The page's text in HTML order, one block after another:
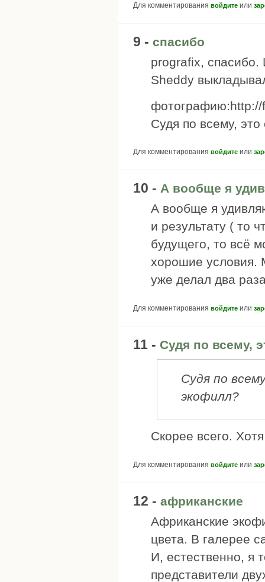
Для комментирования войдите или
9 - спасибо
prografix, спасибо.
Sheddy
фотографию:http://
Судя по всему,
Для комментирования войдите или
10 - А вообще я
А вообще я
и результату ( то
будущего, то всё
хорошие условия.
уже делал два
Для комментирования войдите или
11 - Судя по всему,
Судя по
экофилл?
Скорее всего.
Для комментирования войдите или
12 - африканские
Африканские
цвета. В галерее
И, естественно, я
представители